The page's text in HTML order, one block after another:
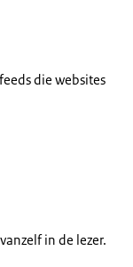
die websites
in de lezer.